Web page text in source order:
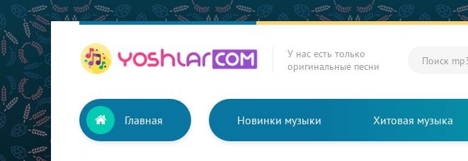
У нас есть только
оригинальные песни
Главная Новинки музыки Хитовая музыка